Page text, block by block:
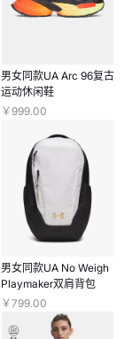
男女同款UA Arc 96复古
运动休闲鞋
￥999.00
男女同款UA No Weigh
Playmaker双肩背包
￥799.00